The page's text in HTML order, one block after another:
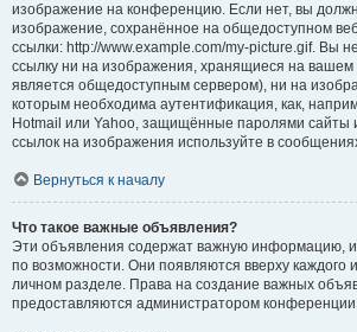
изображение на конференцию. Если нет, вы
изображение, сохранённое на общедоступном
ссылки: http://www.example.com/my-picture.gif. Вы
ссылку ни на изображения, хранящиеся на вашем
является общедоступным сервером), ни на
которым необходима аутентификация, как,
Hotmail или Yahoo, защищённые паролями сайты
ссылок на изображения используйте в
Вернуться к началу
Что такое важные объявления?
Эти объявления содержат важную информацию,
по возможности. Они появляются вверху каждого
личном разделе. Права на создание важных
предоставляются администратором